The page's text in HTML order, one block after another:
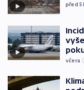
před 5
včera